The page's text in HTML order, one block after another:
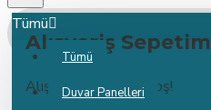
Tümü
Tümü
Duvar Panelleri
Alışveriş Sepetim
Alışveriş sepetiniz boş!